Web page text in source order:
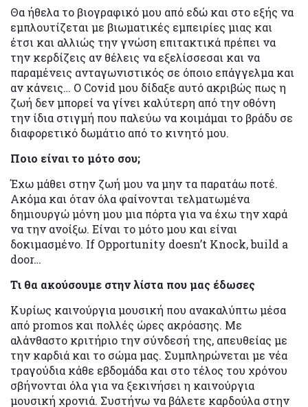
Θα ήθελα το βιογραφικό μου από εδώ και στο εξής να
εμπλουτίζεται με βιωματικές εμπειρίες μιας και
έτσι και αλλιώς την γνώση επιτακτικά πρέπει να
την κερδίζεις αν θέλεις να εξελίσσεσαι και να
παραμένεις ανταγωνιστικός σε όποιο επάγγελμα και
αν κάνεις… Ο Covid μου δίδαξε αυτό ακριβώς πως η
ζωή δεν μπορεί να γίνει καλύτερη από την οθόνη
την ίδια στιγμή που παλεύω να κοιμάμαι το βράδυ σε
διαφορετικό δωμάτιο από το κινητό μου.
Ποιο είναι το μότο σου;
Έχω μάθει στην ζωή μου να μην τα παρατάω ποτέ.
Ακόμα και όταν όλα φαίνονται τελματωμένα
δημιουργώ μόνη μου μια πόρτα για να έχω την χαρά
να την ανοίξω. Είναι το μότο μου και είναι
δοκιμασμένο. If Opportunity doesn’t Knock, build a
door…
Τι θα ακούσουμε στην λίστα που μας έδωσες
Κυρίως καινούργια μουσική που ανακαλύπτω μέσα
από promos και πολλές ώρες ακρόασης. Με
αλάνθαστο κριτήριο την σύνδεσή της, απευθείας με
την καρδιά και το σώμα μας. Συμπληρώνεται με νέα
τραγούδια κάθε εβδομάδα και στο τέλος του χρόνου
σβήνονται όλα για να ξεκινήσει η καινούργια
μουσική χρονιά. Συστήνω να βάλετε καρδούλα στην